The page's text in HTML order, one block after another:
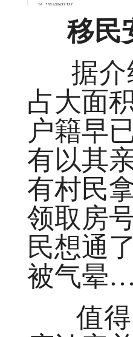
移民
据介
占大面
户籍早
有以其
有村民
领取房
民想通
被气晕
值得